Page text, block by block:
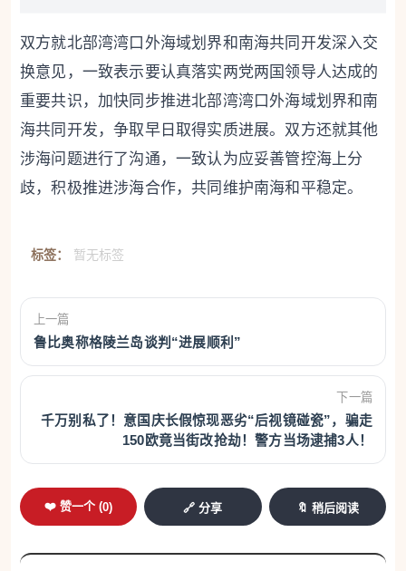
双方就北部湾湾口外海域划界和南海共同开发深入交
换意见，一致表示要认真落实两党两国领导人达成的
重要共识，加快同步推进北部湾湾口外海域划界和南
海共同开发，争取早日取得实质进展。双方还就其他
涉海问题进行了沟通，一致认为应妥善管控海上分
歧，积极推进涉海合作，共同维护南海和平稳定。
标签： 暂无标签
上一篇
鲁比奥称格陵兰岛谈判“进展顺利”
下一篇
千万别私了！意国庆长假惊现恶劣“后视镜碰瓷”，骗走
150欧竟当街改抢劫！警方当场逮捕3人！
❤️ 赞一个 (0) 🔗 分享 🔖 稍后阅读